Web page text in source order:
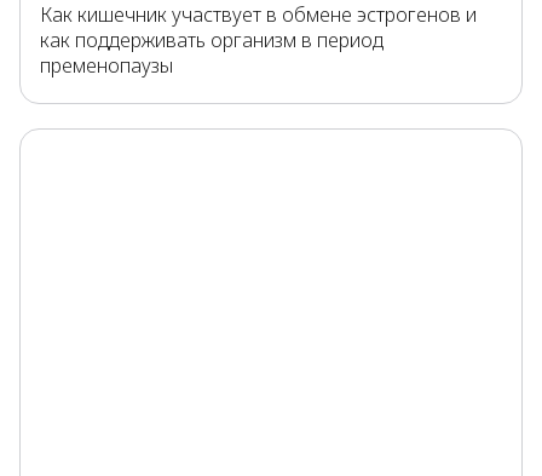
Как кишечник участвует в обмене эстрогенов и
как поддерживать организм в период
пременопаузы